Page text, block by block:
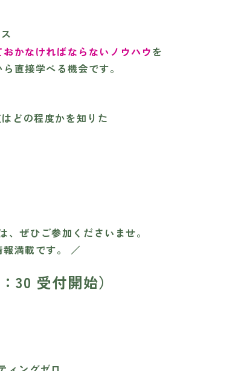
かなければならないノウハウ を
直接学べる機会です。
どの程度かを知りた
、ぜひご参加くださいませ。
満載です。 ／
30 受付開始）